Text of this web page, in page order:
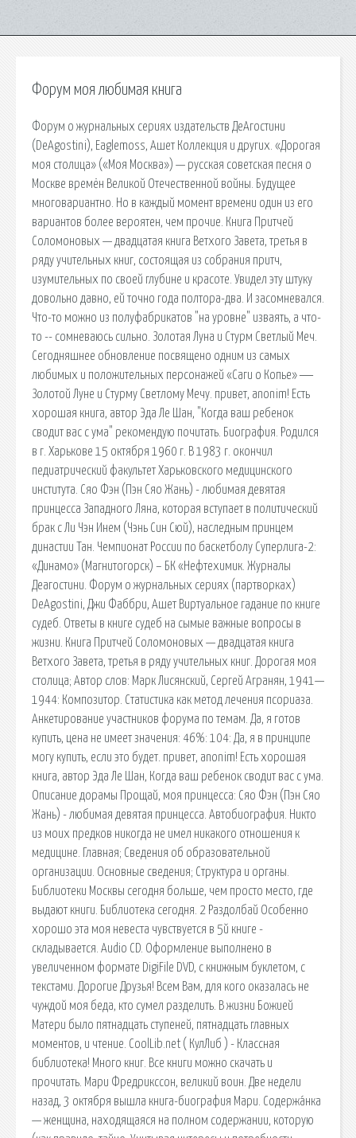
Форум моя любимая книга
Форум о журнальных сериях издательств ДеАгостини
(DeAgostini), Eaglemoss, Ашет Коллекция и других. «Дорогая
моя столица» («Моя Москва») — русская советская песня о
Москве времён Великой Отечественной войны. Будущее
многовариантно. Но в каждый момент времени один из его
вариантов более вероятен, чем прочие. Книга Притчей
Соломоновых — двадцатая книга Ветхого Завета, третья в
ряду учительных книг, состоящая из собрания притч,
изумительных по своей глубине и красоте. Увидел эту штуку
довольно давно, ей точно года полтора-два. И засомневался.
Что-то можно из полуфабрикатов "на уровне" изваять, а что-
то -- сомневаюсь сильно. Золотая Луна и Стурм Светлый Меч.
Сегодняшнее обновление посвящено одним из самых
любимых и положительных персонажей «Саги о Копье» ―
Золотой Луне и Стурму Светлому Мечу. привет, anonim! Есть
хорошая книга, автор Эда Ле Шан, "Когда ваш ребенок
сводит вас с ума" рекомендую почитать. Биография. Родился
в г. Харькове 15 октября 1960 г. В 1983 г. окончил
педиатрический факультет Харьковского медицинского
института. Сяо Фэн (Пэн Сяо Жань) - любимая девятая
принцесса Западного Ляна, которая вступает в политический
брак с Ли Чэн Инем (Чэнь Син Сюй), наследным принцем
династии Тан. Чемпионат России по баскетболу Суперлига-2:
«Динамо» (Магнитогорск) – БК «Нефтехимик. Журналы
Деагостини. Форум о журнальных сериях (партворках)
DeAgostini, Джи Фаббри, Ашет Виртуальное гадание по книге
судеб. Ответы в книге судеб на сымые важные вопросы в
жизни. Книга Притчей Соломоновых — двадцатая книга
Ветхого Завета, третья в ряду учительных книг. Дорогая моя
столица; Автор слов: Марк Лисянский, Сергей Агранян, 1941—
1944: Композитор. Статистика как метод лечения псориаза.
Анкетирование участников форума по темам. Да, я готов
купить, цена не имеет значения: 46%: 104: Да, я в принципе
могу купить, если это будет. привет, anonim! Есть хорошая
книга, автор Эда Ле Шан, Когда ваш ребенок сводит вас с ума.
Описание дорамы Прощай, моя принцесса: Сяо Фэн (Пэн Сяо
Жань) - любимая девятая принцесса. Автобиография. Никто
из моих предков никогда не имел никакого отношения к
медицине. Главная; Сведения об образовательной
организации. Основные сведения; Структура и органы.
Библиотеки Москвы сегодня больше, чем просто место, где
выдают книги. Библиотека сегодня. 2 Раздолбай Особенно
хорошо эта моя невеста чувствуется в 5й книге -
складывается. Audio CD. Оформление выполнено в
увеличенном формате DigiFile DVD, с книжным буклетом, с
текстами. Дорогие Друзья! Всем Вам, для кого оказалась не
чуждой моя беда, кто сумел разделить. В жизни Божией
Матери было пятнадцать ступеней, пятнадцать главных
моментов, и чтение. CoolLib.net ( КулЛиб ) - Классная
библиотека! Много книг. Все книги можно скачать и
прочитать. Мари Фредрикссон, великий воин. Две недели
назад, 3 октября вышла книга-биография Мари. Содержа́нка
— женщина, находящаяся на полном содержании, которую